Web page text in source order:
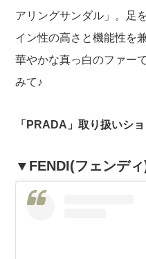
アリングサンダル」。足
イン性の高さと機能性を
華やかな真っ白のファー
みて♪
「PRADA」取り扱いシ
▼FENDI(フェンディ